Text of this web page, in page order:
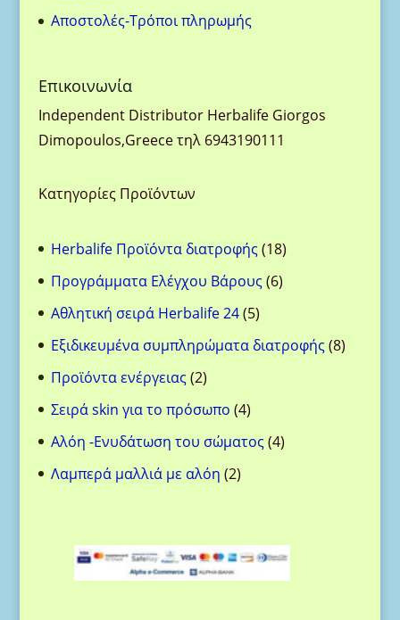
Aποστολές-Τρόποι πληρωμής
Eπικοινωνία
Ιndependent Distributor Herbalife Giorgos
Dimopoulos,Greece τηλ 6943190111
Κατηγορίες Προϊόντων
Herbalife Προϊόντα διατροφής 1818
προϊόντα
Προγράμματα Ελέγχου Βάρους 66
Αθλητική σειρά Herbalife 24 55
προϊόντα
Eξιδικευμένα συμπληρώματα διατροφής 88
Προϊόντα ενέργειας 22
προϊόντα
Σειρά skin για το πρόσωπο 44
προϊόντα
Aλόη -Ενυδάτωση του σώματος 44
Λαμπερά μαλλιά με αλόη 22